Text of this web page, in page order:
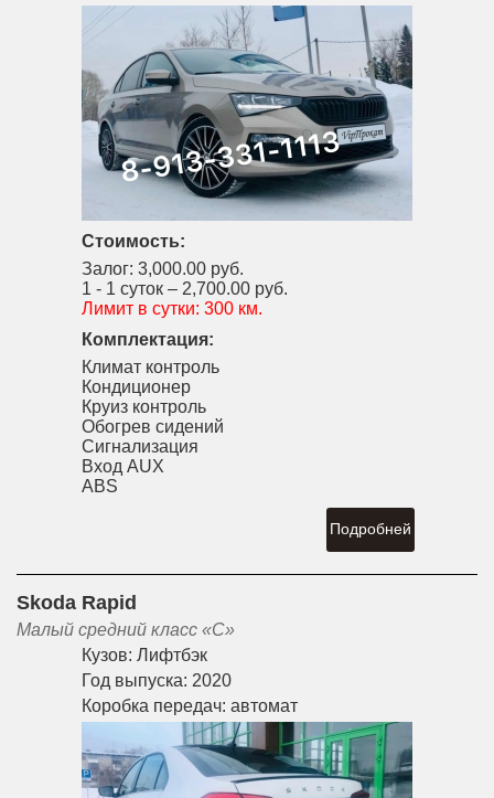
Стоимость:
Залог: 3,000.00 руб.
1 - 1 суток – 2,700.00 руб.
Лимит в сутки: 300 км.
Комплектация:
Климат контроль
Кондиционер
Круиз контроль
Обогрев сидений
Сигнализация
Вход AUX
ABS
Подробней
Skoda Rapid
Малый средний класс «С»
Кузов: Лифтбэк
Год выпуска: 2020
Коробка передач: автомат